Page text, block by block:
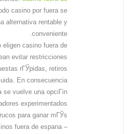
casino por fuera se
alternativa rentable y
conveniente.
eligen casino fuera de
evitar restricciones
rГЎpidas, retiros
En consecuencia
se vuelve una opciГіn
experimentados.
para ganar mГЎs
fuera de espana –